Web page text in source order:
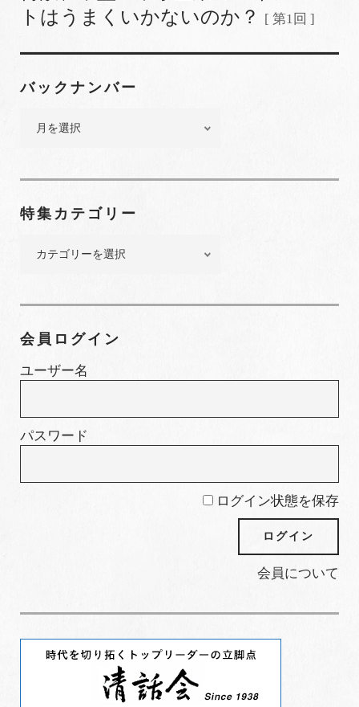
トはうまくいかないのか？
[ 第1回 ]
バックナンバー
ナ
バ
特集カテゴリー
テ
リ
会員ログイン
ユーザー名
パスワード
ログイン状態を保存
会員について